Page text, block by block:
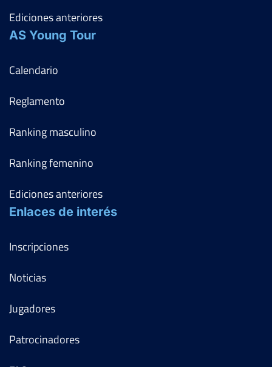
Ediciones anteriores
AS Young Tour
Calendario
Reglamento
Ranking masculino
Ranking femenino
Ediciones anteriores
Enlaces de interés
Inscripciones
Noticias
Jugadores
Patrocinadores